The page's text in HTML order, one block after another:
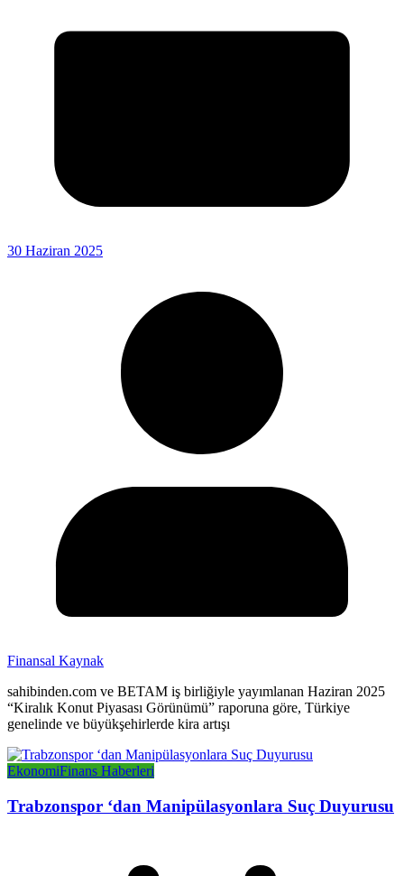
30 Haziran 2025
Finansal Kaynak
sahibinden.com ve BETAM iş birliğiyle yayımlanan Haziran 2025
“Kiralık Konut Piyasası Görünümü” raporuna göre, Türkiye
genelinde ve büyükşehirlerde kira artışı
EkonomiFinans Haberleri
Trabzonspor ‘dan Manipülasyonlara Suç Duyurusu